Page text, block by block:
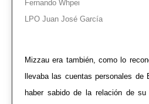
Fernando Whpei
LPO Juan José García
Mizzau era también, como lo
llevaba las cuentas personales de
haber sabido de la relación de